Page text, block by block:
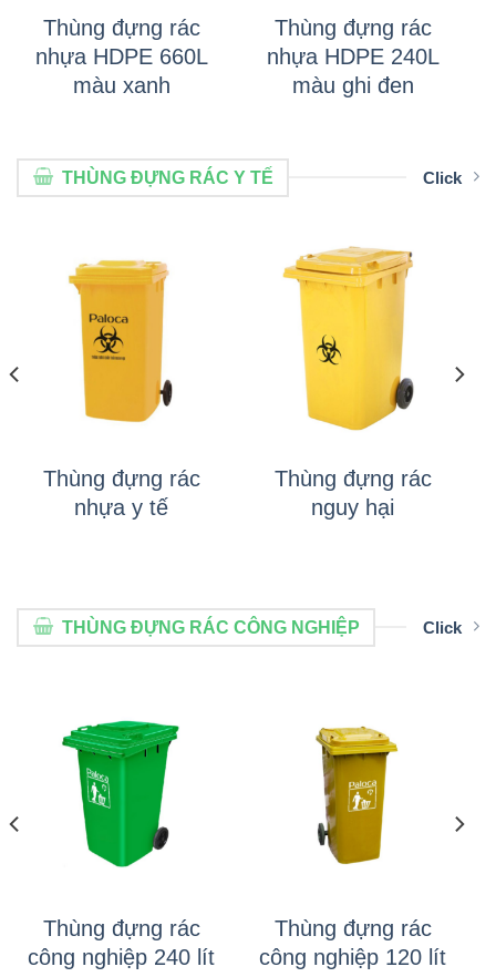
Thùng đựng rác
nhựa HDPE 660L
màu xanh
Thùng đựng rác
nhựa HDPE 240L
màu ghi đen
THÙNG ĐỰNG RÁC Y TẾ Click
Thùng đựng rác
nhựa y tế
Thùng đựng rác
nguy hại
THÙNG ĐỰNG RÁC CÔNG NGHIỆP Click
Thùng đựng rác
công nghiệp 240 lít
Thùng đựng rác
công nghiệp 120 lít